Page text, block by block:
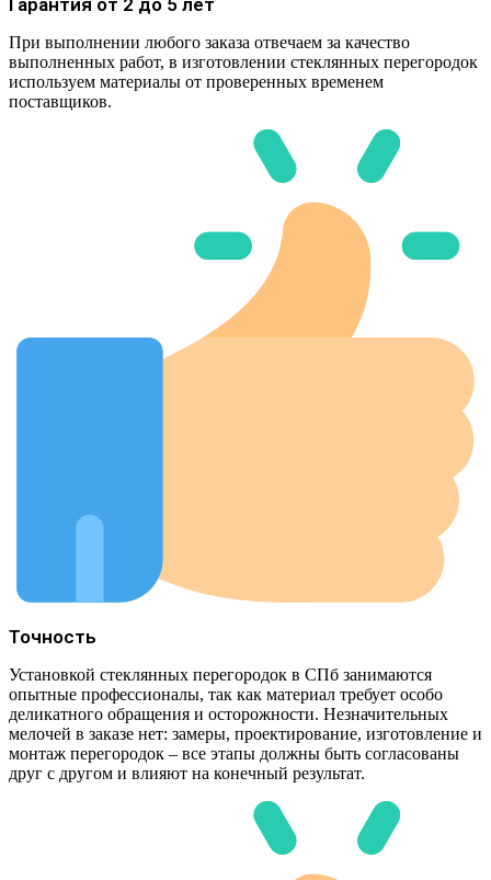
При выполнении любого заказа отвечаем за качество
выполненных работ, в изготовлении стеклянных перегородок
используем материалы от проверенных временем
поставщиков.
Точность
Установкой стеклянных перегородок в СПб занимаются
опытные профессионалы, так как материал требует особо
деликатного обращения и осторожности. Незначительных
мелочей в заказе нет: замеры, проектирование, изготовление и
монтаж перегородок – все этапы должны быть согласованы
друг с другом и влияют на конечный результат.